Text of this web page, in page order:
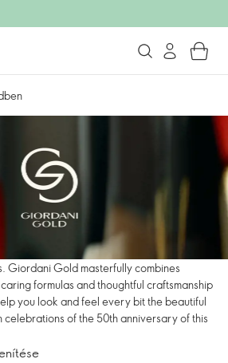
Giordani Gold masterfully combines
formulas and thoughtful craftsmanship
you look and feel every bit the beautiful
celebrations of the 50th anniversary of this